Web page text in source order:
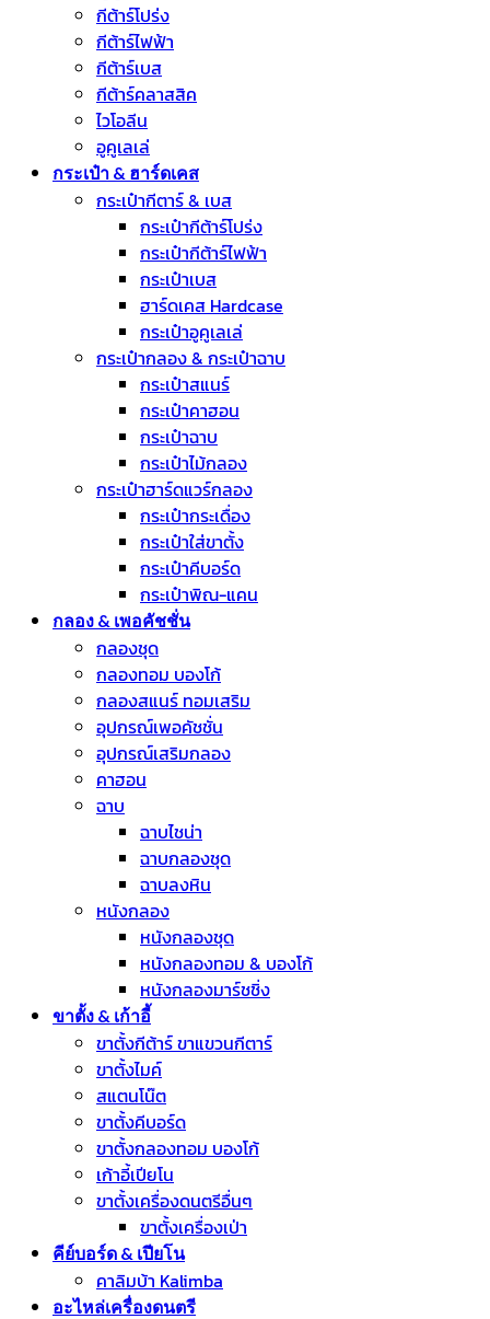
กีต้าร์โปร่ง
กีต้าร์ไฟฟ้า
กีต้าร์เบส
กีต้าร์คลาสสิค
ไวโอลีน
อูคูเลเล่
กระเป๋า & ฮาร์ดเคส
กระเป๋ากีตาร์ & เบส
กระเป๋ากีต้าร์โปร่ง
กระเป๋ากีต้าร์ไฟฟ้า
กระเป๋าเบส
ฮาร์ดเคส Hardcase
กระเป๋าอูคูเลเล่
กระเป๋ากลอง & กระเป๋าฉาบ
กระเป๋าสแนร์
กระเป๋าคาฮอน
กระเป๋าฉาบ
กระเป๋าไม้กลอง
กระเป๋าฮาร์ดแวร์กลอง
กระเป๋ากระเดื่อง
กระเป๋าใส่ขาตั้ง
กระเป๋าคีบอร์ด
กระเป๋าพิณ-แคน
กลอง & เพอคัชชั่น
กลองชุด
กลองทอม บองโก้
กลองสแนร์ ทอมเสริม
อุปกรณ์เพอคัชชั่น
อุปกรณ์เสริมกลอง
คาฮอน
ฉาบ
ฉาบไชน่า
ฉาบกลองชุด
ฉาบลงหิน
หนังกลอง
หนังกลองชุด
หนังกลองทอม & บองโก้
หนังกลองมาร์ชชิ่ง
ขาตั้ง & เก้าอี้
ขาตั้งกีต้าร์ ขาแขวนกีตาร์
ขาตั้งไมค์
สแตนโน๊ต
ขาตั้งคีบอร์ด
ขาตั้งกลองทอม บองโก้
เก้าอี้เปียโน
ขาตั้งเครื่องดนตรีอื่นๆ
ขาตั้งเครื่องเป่า
คีย์บอร์ด & เปียโน
คาลิมบ้า Kalimba
อะไหล่เครื่องดนตรี